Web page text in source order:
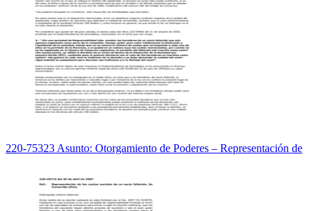
220-75323 Asunto: Otorgamiento de Poderes – Representación de